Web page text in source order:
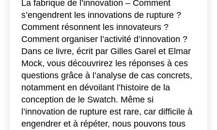
La fabrique de l’innovation – Comment
s’engendrent les innovations de rupture ?
Comment résonnent les innovateurs ?
Comment organiser l’activité d’innovation ?
Dans ce livre, écrit par Gilles Garel et Elmar
Mock, vous découvrirez les réponses à ces
questions grâce à l’analyse de cas concrets,
notamment en dévoilant l’histoire de la
conception de le Swatch. Même si
l’innovation de rupture est rare, car difficile à
engendrer et à répéter, nous pouvons tous